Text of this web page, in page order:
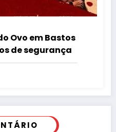
Ovo em Bastos
de segurança